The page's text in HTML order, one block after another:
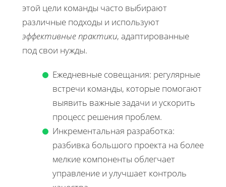
этой цели команды часто выбирают
различные подходы и используют
эффективные практики, адаптированные
под свои нужды.
Ежедневные совещания: регулярные
встречи команды, которые помогают
выявить важные задачи и ускорить
процесс решения проблем.
Инкрементальная разработка:
разбивка большого проекта на более
мелкие компоненты облегчает
управление и улучшает контроль